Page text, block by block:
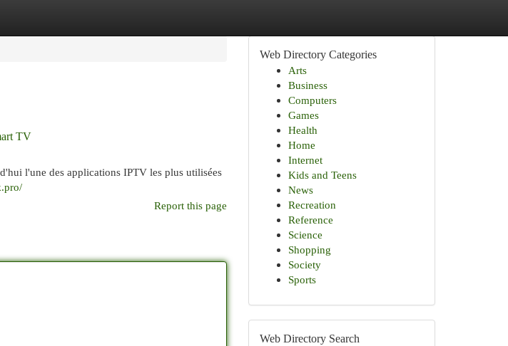
TV
l'une des applications IPTV les plus utilisées
Report this page
Web Directory Categories
Arts
Business
Computers
Games
Health
Home
Internet
Kids and Teens
News
Recreation
Reference
Science
Shopping
Society
Sports
Web Directory Search